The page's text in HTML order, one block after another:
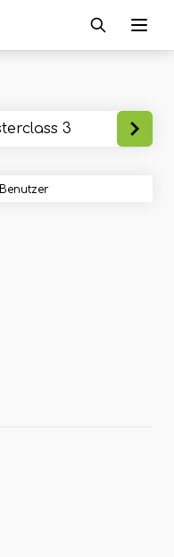
Benutzer